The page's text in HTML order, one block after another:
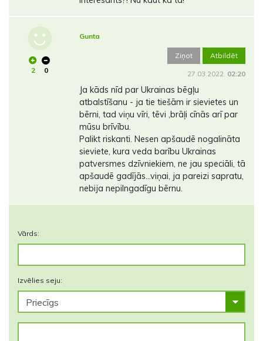
2 0
Gunta
Ziņot Atbildēt
27.03.2022. 02:20
Ja kāds nīd par Ukrainas bēgļu
atbalstīšanu - ja tie tiešām ir sievietes un
bērni, tad viņu vīri, tēvi ,brāļi cīnās arī par
mūsu brīvību.
Palikt riskanti. Nesen apšaudē nogalināta
sieviete, kura veda barību Ukrainas
patversmes dzīvniekiem, ne jau speciāli, tā
apšaudē gadījās...viņai, ja pareizi sapratu,
nebija nepilngadīgu bērnu.
Vārds:
Izvēlies seju: